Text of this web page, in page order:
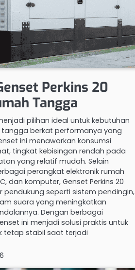
Perkins 20
Tangga
pilihan ideal untuk kebutuhan
berkat performanya yang
ini menawarkan konsumsi
tingkat kebisingan rendah pada
yang relatif mudah. Selain
perangkat elektronik rumah
dan komputer, Genset Perkins 20
pendukung seperti sistem pendingin,
suara yang meningkatkan
Dengan berbagai
ini menjadi solusi praktis untuk
tetap stabil saat terjadi